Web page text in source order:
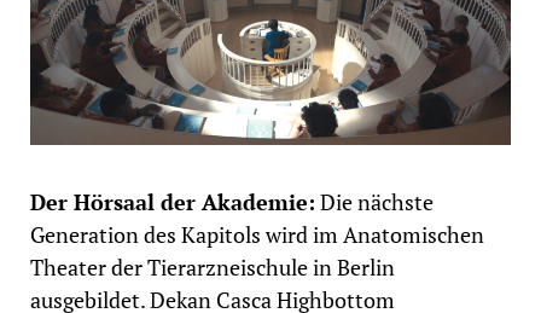
Der Hörsaal der Akademie: Die nächste
Generation des Kapitols wird im Anatomischen
Theater der Tierarzneischule in Berlin
ausgebildet. Dekan Casca Highbottom